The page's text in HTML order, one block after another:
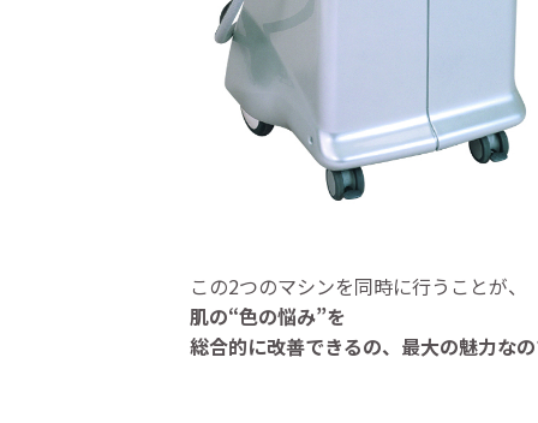
この2つのマシンを同時に行うことが、
肌の“色の悩み”を
総合的に改善できるの、最大の魅力な